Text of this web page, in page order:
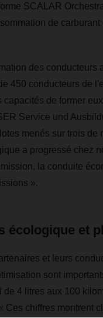
SCALAR
de carburant
des conducteurs
450 conducteurs de
de former
Service und
menés sur trois
a progressé chez
la conduite
».
écologique et
et leurs
sont
4 litres aux 100
chiffres montrent